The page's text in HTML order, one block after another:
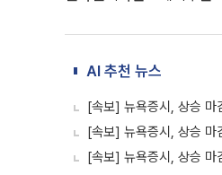
AI 추천 뉴스
[속보] 뉴욕증시, 상승
[속보] 뉴욕증시, 상승
[속보] 뉴욕증시, 상승 마